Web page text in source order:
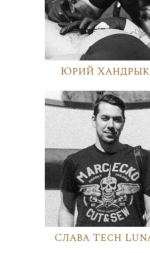
Юрий
Слава Tech